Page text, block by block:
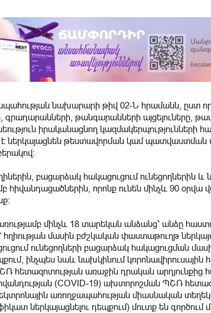
նախարարի թիվ 02-Ն հրամանն, ըստ
թանգարանների այցելուները,
իրականացնող կազմակերպությունների
է ներկայացնեն թեստավորման կամ պատվաստման
բացարձակ հակացուցում ունեցողներին և
հիվանդացածներին, որոնք ունեն մինչև 90 օրվա
մինչև 18 տարեկան անձանց՝ անձը
հղիության մասին բժշկական փաստաթուղթ
ունեցողների բացարձակ հակացուցման
ինչպես նաև նախկինում կորոնավիրուսային
հետազոտության առաջին դրական արդյունքից
(COVID-19) ախտորոշման ՊՇՌ
առողջապահության միասնական
ներկայացնելու դեպքում) մուտք են գործում